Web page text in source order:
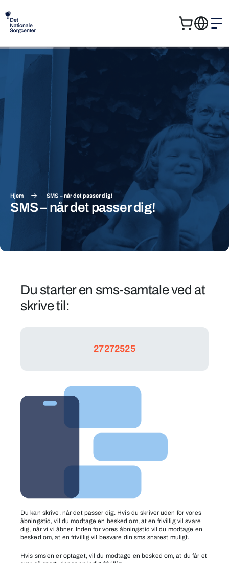
Kurv
efter:
Søg
Hjem SMS – når det passer dig!
SMS – når det passer dig!
Du starter en sms-samtale ved at
skrive til:
27272525
Du kan skrive, når det passer dig. Hvis du skriver uden for vores
åbningstid, vil du modtage en besked om, at en frivillig vil svare
dig, når vi vi åbner. Inden for vores åbningstid vil du modtage en
besked om, at en frivillig vil besvare din sms snarest muligt.
Hvis sms’en er optaget, vil du modtage en besked om, at du får et